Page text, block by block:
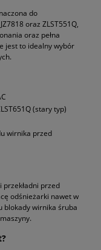
do
oraz ZLST551Q,
oraz pełna
jest to idealny wybór
(stary typ)
wirnika przed
przed
odśnieżarki nawet w
blokady wirnika śruba